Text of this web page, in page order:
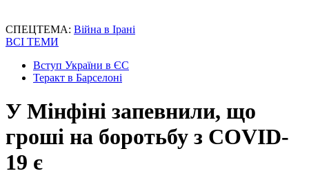
СПЕЦТЕМА: Війна в Ірані
ВСІ ТЕМИ
Вступ України в ЄС
Теракт в Барселоні
У Мінфіні запевнили, що
гроші на боротьбу з COVID-
19 є